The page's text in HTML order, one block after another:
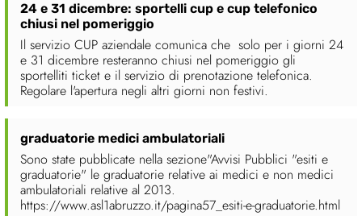
24 e 31 dicembre: sportelli cup e cup telefonico
chiusi nel pomeriggio
Il servizio CUP aziendale comunica che solo per i giorni 24
e 31 dicembre resteranno chiusi nel pomeriggio gli
sportelliti ticket e il servizio di prenotazione telefonica.
Regolare l'apertura negli altri giorni non festivi.
graduatorie medici ambulatoriali
Sono state pubblicate nella sezione"Avvisi Pubblici "esiti e
graduatorie" le graduatorie relative ai medici e non medici
ambulatoriali relative al 2013.
https://www.asl1abruzzo.it/pagina57_esiti-e-graduatorie.html